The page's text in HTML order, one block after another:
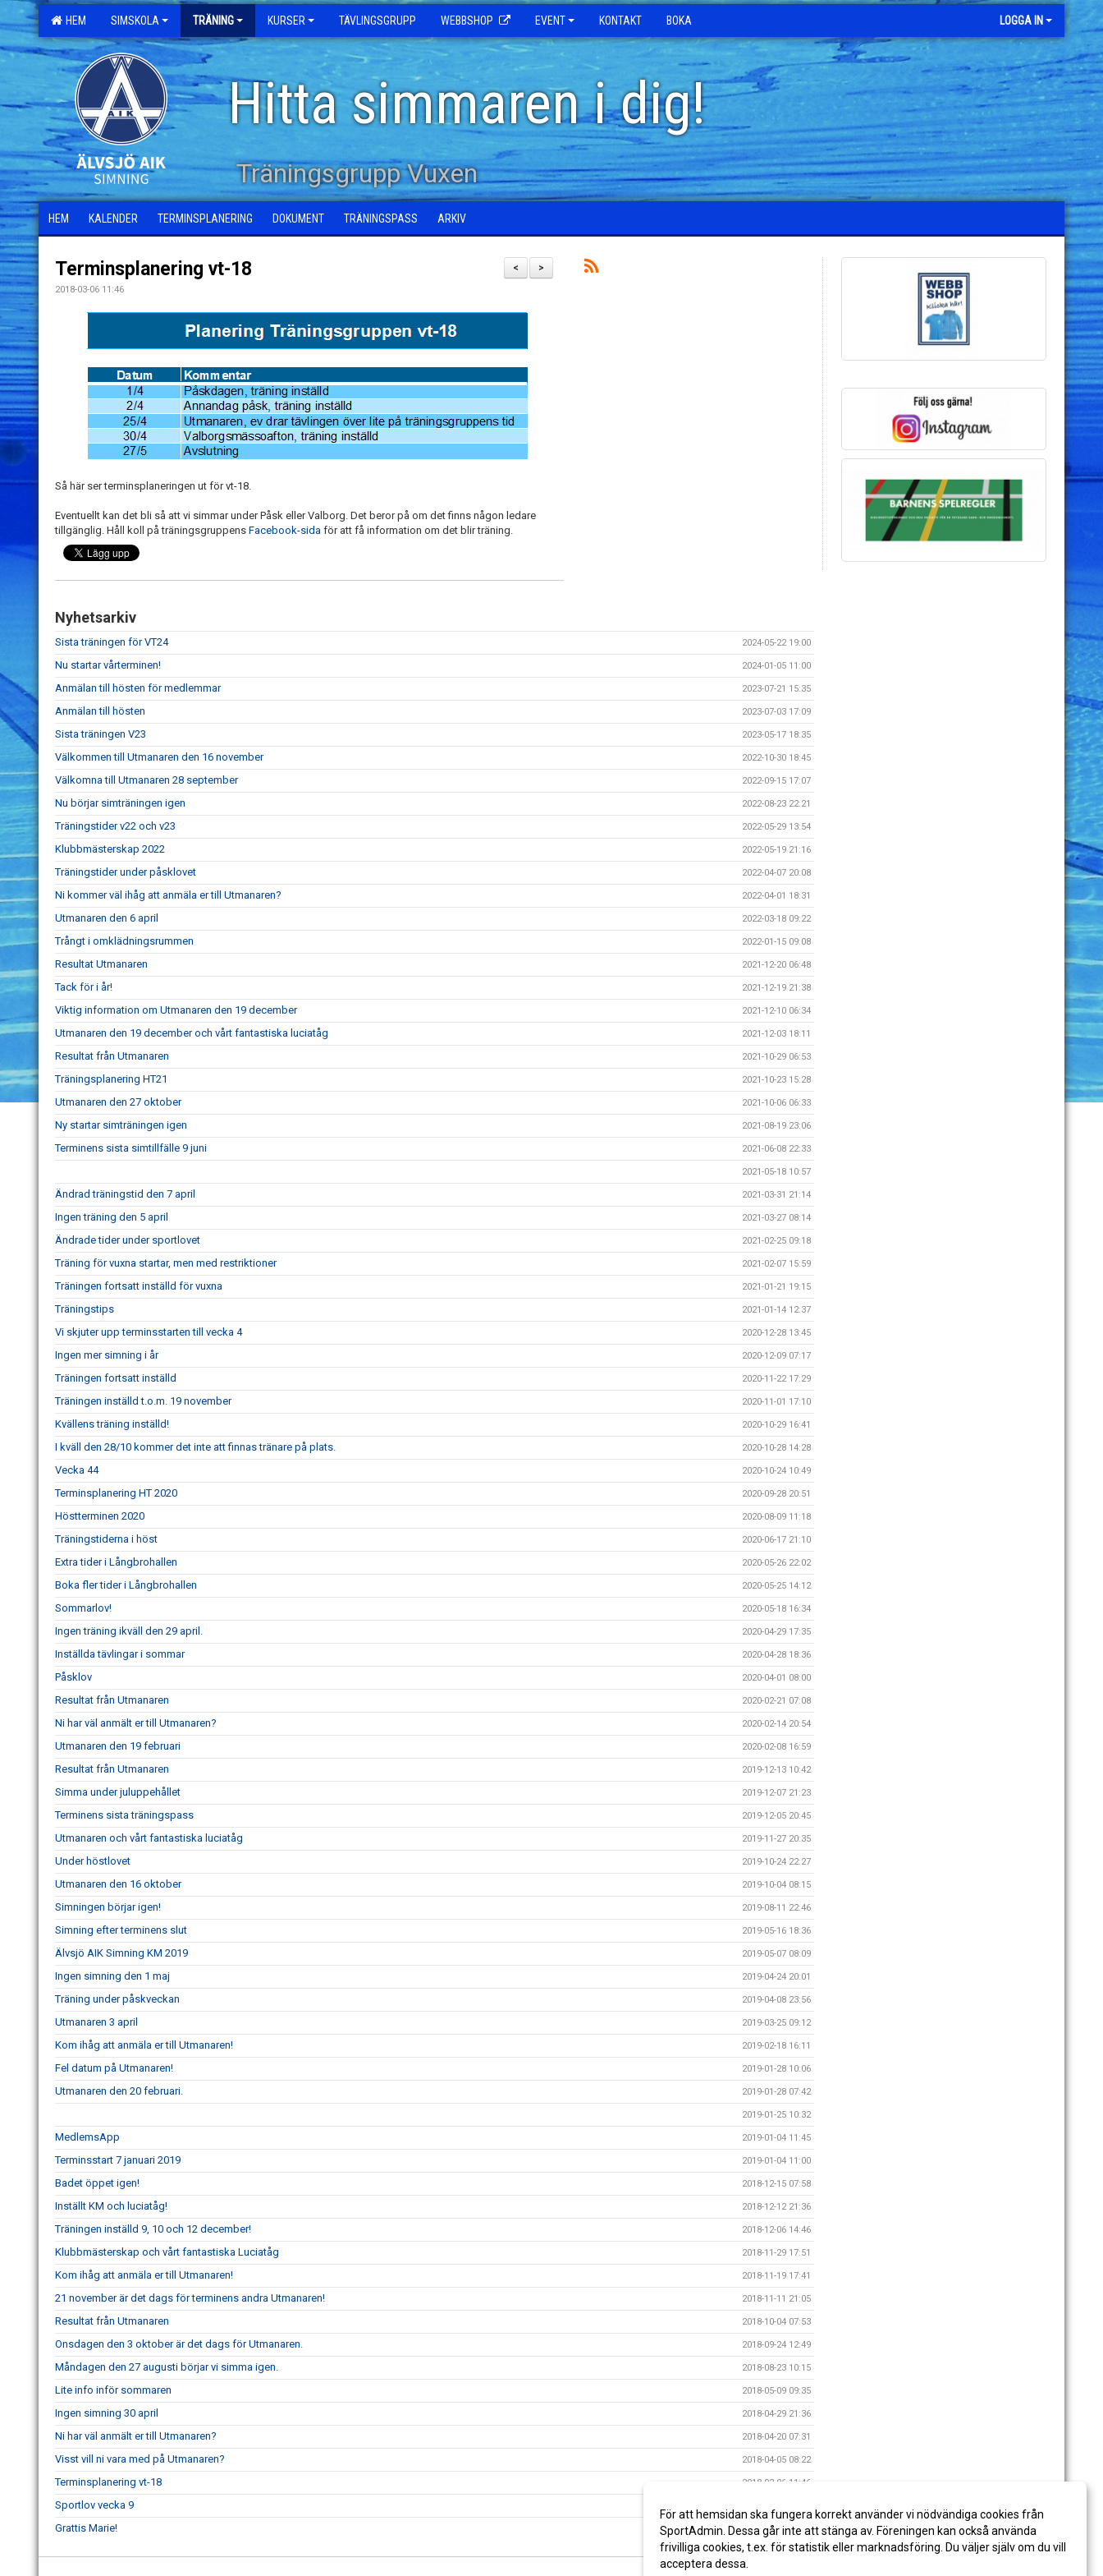
HEM SIMSKOLA TRÄNING KURSER TÄVLINGSGRUPP WEBBSHOP EVENT KONTAKT BOKA LOGGA IN
Hitta simmaren i dig!
Träningsgrupp Vuxen
HEM KALENDER TERMINSPLANERING DOKUMENT TRÄNINGSPASS ARKIV
>
<
Terminsplanering vt-18
2018-03-06 11:46
Så här ser terminsplaneringen ut för vt-18.
Eventuellt kan det bli så att vi simmar under Påsk eller Valborg. Det beror på om det finns någon ledare
tillgänglig. Håll koll på träningsgruppens Facebook-sida för att få information om det blir träning.
Nyhetsarkiv
Sista träningen för VT24 2024-05-22 19:00
Nu startar vårterminen! 2024-01-05 11:00
Anmälan till hösten för medlemmar 2023-07-21 15:35
Anmälan till hösten 2023-07-03 17:09
Sista träningen V23 2023-05-17 18:35
Välkommen till Utmanaren den 16 november 2022-10-30 18:45
Välkomna till Utmanaren 28 september 2022-09-15 17:07
Nu börjar simträningen igen 2022-08-23 22:21
Träningstider v22 och v23 2022-05-29 13:54
Klubbmästerskap 2022 2022-05-19 21:16
Träningstider under påsklovet 2022-04-07 20:08
Ni kommer väl ihåg att anmäla er till Utmanaren? 2022-04-01 18:31
Utmanaren den 6 april 2022-03-18 09:22
Trångt i omklädningsrummen 2022-01-15 09:08
Resultat Utmanaren 2021-12-20 06:48
Tack för i år! 2021-12-19 21:38
Viktig information om Utmanaren den 19 december 2021-12-10 06:34
Utmanaren den 19 december och vårt fantastiska luciatåg 2021-12-03 18:11
Resultat från Utmanaren 2021-10-29 06:53
Träningsplanering HT21 2021-10-23 15:28
Utmanaren den 27 oktober 2021-10-06 06:33
Ny startar simträningen igen 2021-08-19 23:06
Terminens sista simtillfälle 9 juni 2021-06-08 22:33
2021-05-18 10:57
Ändrad träningstid den 7 april 2021-03-31 21:14
Ingen träning den 5 april 2021-03-27 08:14
Ändrade tider under sportlovet 2021-02-25 09:18
Träning för vuxna startar, men med restriktioner 2021-02-07 15:59
Träningen fortsatt inställd för vuxna 2021-01-21 19:15
Träningstips 2021-01-14 12:37
Vi skjuter upp terminsstarten till vecka 4 2020-12-28 13:45
Ingen mer simning i år 2020-12-09 07:17
Träningen fortsatt inställd 2020-11-22 17:29
Träningen inställd t.o.m. 19 november 2020-11-01 17:10
Kvällens träning inställd! 2020-10-29 16:41
I kväll den 28/10 kommer det inte att finnas tränare på plats. 2020-10-28 14:28
Vecka 44 2020-10-24 10:49
Terminsplanering HT 2020 2020-09-28 20:51
Höstterminen 2020 2020-08-09 11:18
Träningstiderna i höst 2020-06-17 21:10
Extra tider i Långbrohallen 2020-05-26 22:02
Boka fler tider i Långbrohallen 2020-05-25 14:12
Sommarlov! 2020-05-18 16:34
Ingen träning ikväll den 29 april. 2020-04-29 17:35
Inställda tävlingar i sommar 2020-04-28 18:36
Påsklov 2020-04-01 08:00
Resultat från Utmanaren 2020-02-21 07:08
Ni har väl anmält er till Utmanaren? 2020-02-14 20:54
Utmanaren den 19 februari 2020-02-08 16:59
Resultat från Utmanaren 2019-12-13 10:42
Simma under juluppehållet 2019-12-07 21:23
Terminens sista träningspass 2019-12-05 20:45
Utmanaren och vårt fantastiska luciatåg 2019-11-27 20:35
Under höstlovet 2019-10-24 22:27
Utmanaren den 16 oktober 2019-10-04 08:15
Simningen börjar igen! 2019-08-11 22:46
Simning efter terminens slut 2019-05-16 18:36
Älvsjö AIK Simning KM 2019 2019-05-07 08:09
Ingen simning den 1 maj 2019-04-24 20:01
Träning under påskveckan 2019-04-08 23:56
Utmanaren 3 april 2019-03-25 09:12
Kom ihåg att anmäla er till Utmanaren! 2019-02-18 16:11
Fel datum på Utmanaren! 2019-01-28 10:06
Utmanaren den 20 februari. 2019-01-28 07:42
2019-01-25 10:32
MedlemsApp 2019-01-04 11:45
Terminsstart 7 januari 2019 2019-01-04 11:00
Badet öppet igen! 2018-12-15 07:58
Inställt KM och luciatåg! 2018-12-12 21:36
Träningen inställd 9, 10 och 12 december! 2018-12-06 14:46
Klubbmästerskap och vårt fantastiska Luciatåg 2018-11-29 17:51
Kom ihåg att anmäla er till Utmanaren! 2018-11-19 17:41
21 november är det dags för terminens andra Utmanaren! 2018-11-11 21:05
Resultat från Utmanaren 2018-10-04 07:53
Onsdagen den 3 oktober är det dags för Utmanaren. 2018-09-24 12:49
Måndagen den 27 augusti börjar vi simma igen. 2018-08-23 10:15
Lite info inför sommaren 2018-05-09 09:35
Ingen simning 30 april 2018-04-29 21:36
Ni har väl anmält er till Utmanaren? 2018-04-20 07:31
Visst vill ni vara med på Utmanaren? 2018-04-05 08:22
Terminsplanering vt-18 2018-03-06 11:46
Sportlov vecka 9
Grattis Marie! 2017-11-28 12:38
För att hemsidan ska fungera korrekt använder vi nödvändiga cookies från
SportAdmin. Dessa går inte att stänga av. Föreningen kan också använda
frivilliga cookies, t.ex. för statistik eller marknadsföring. Du väljer själv om du vill
acceptera dessa.